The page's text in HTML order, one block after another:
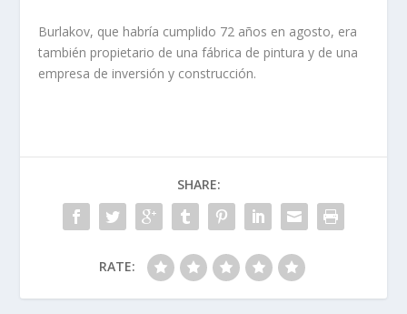
Burlakov, que habría cumplido 72 años en agosto, era
también propietario de una fábrica de pintura y de una
empresa de inversión y construcción.
SHARE:
RATE: